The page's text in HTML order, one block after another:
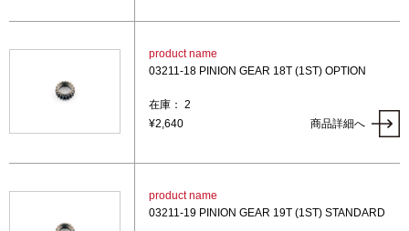
product name
03211-18 PINION GEAR 18T (1ST) OPTION
在庫： 2
¥2,640 商品詳細へ
product name
03211-19 PINION GEAR 19T (1ST) STANDARD